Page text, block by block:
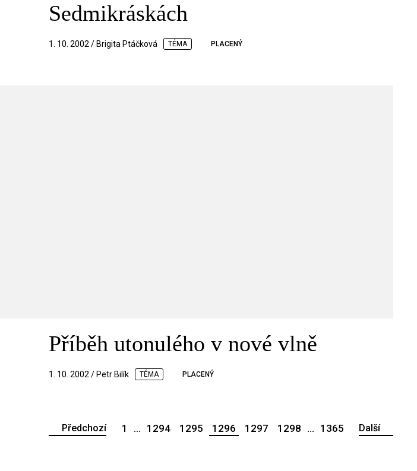
Sedmikráskách
1. 10. 2002 / Brigita Ptáčková TÉMA PLACENÝ
Příběh utonulého v nové vlně
1. 10. 2002 / Petr Bilík TÉMA PLACENÝ
Předchozí 1 ... 1294 1295 1296 1297 1298 ... 1365 Další